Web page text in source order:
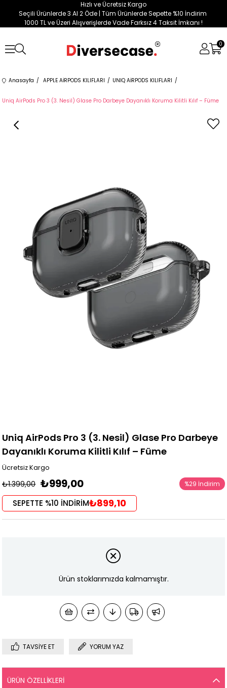
Hızlı ve Ücretsiz Kargo
Seçili Ürünlerde 3 Al 2 Öde | Tüm Ürünlerde Sepette %10 İndirim
1000 TL ve Üzeri Alışverişlerde Vade Farksız 4 Taksit İmkanı !
0
Anasayfa APPLE AİRPODS KILIFLARI UNIQ AİRPODS KILIFLARI
Uniq AirPods Pro 3 (3. Nesil) Glase Pro Darbeye Dayanıklı Koruma Kilitli Kılıf – Füme
Uniq AirPods Pro 3 (3. Nesil) Glase Pro Darbeye
Dayanıklı Koruma Kilitli Kılıf – Füme
Ücretsiz Kargo
₺1.399,00 ₺999,00 %29 İndirim
SEPETTE %10 İNDİRİM₺899,10
Ürün stoklarımızda kalmamıştır.
TAVSIYE ET YORUM YAZ
ÜRÜN ÖZELLIKLERI